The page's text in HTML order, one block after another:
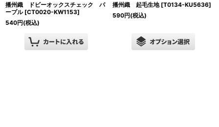
播州織 ドビーオックスチェック パ
ープル [CT0020-KW1153]
540円(税込)
播州織 起毛生地 [T0134-KU5636]
590円(税込)